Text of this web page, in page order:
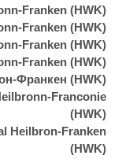
Franken (HWK)
Franken (HWK)
Franken (HWK)
Franken (HWK)
Франкен (HWK)
Franconie
(HWK)
Heilbron-Franken
(HWK)